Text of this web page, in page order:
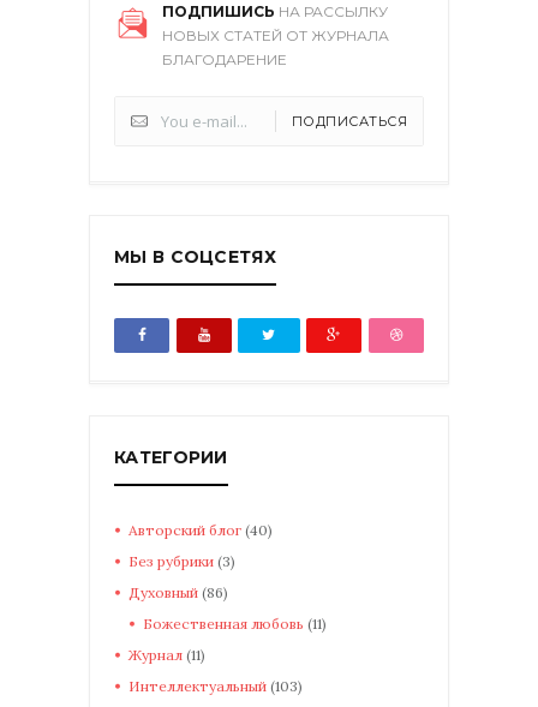
ПОДПИШИСЬ НА РАССЫЛКУ
НОВЫХ СТАТЕЙ ОТ ЖУРНАЛА
БЛАГОДАРЕНИЕ
ПОДПИСАТЬСЯ
МЫ В СОЦСЕТЯХ
КАТЕГОРИИ
Авторский блог (40)
Без рубрики (3)
Духовный (86)
Божественная любовь (11)
Журнал (11)
Интеллектуальный (103)